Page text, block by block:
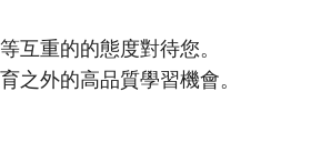
互重的的態度對待您。
之外的高品質學習機會。